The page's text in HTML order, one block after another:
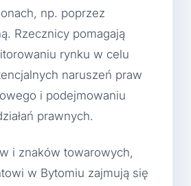
np. poprzez
Rzecznicy pomagają
rynku w celu
naruszeń praw
i podejmowaniu
prawnych.
i znaków towarowych,
w Bytomiu zajmują się